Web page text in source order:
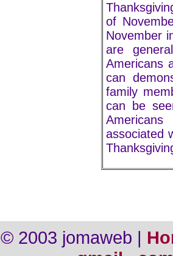
of
November
are
Americans
can
family
can be
associated
© 2003 jomaweb |